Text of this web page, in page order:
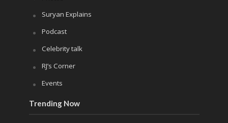
Suryan Explains
Podcast
Celebrity talk
RJ’s Corner
Events
Trending Now